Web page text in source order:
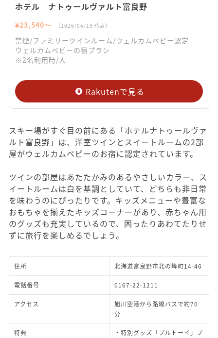
ホテル ナトゥールヴァルト富良野
¥23,540〜 （2026/06/19 時点）
禁煙/ファミリーツインルーム/ウェルカムベビー認定
ウェルカムベビーの宿プラン
※2名利用時/人
Rakutenで見る
スキー場がすぐ目の前にある「ホテルナトゥールヴァ
ルト富良野」は、洋室ツインとスイートルームの2部
屋がウェルカムベビーのお宿に認定されています。
ツインの部屋はあたたかみのあるやさしいカラー、ス
イートルームは白を基調としていて、どちらも非日常
を味わうのにぴったりです。キッズメニューや豊富な
おもちゃを揃えたキッズコーナーがあり、赤ちゃん用
のグッズも充実しているので、困ったりあわてたりせ
ずに旅行を楽しめるでしょう。
住所 北海道富良野市北の峰町14-46
電話番号 0167-22-1211
アクセス
旭川空港から路線バスで約70
分
特典
・特別グッズ「プルトーイ」プ